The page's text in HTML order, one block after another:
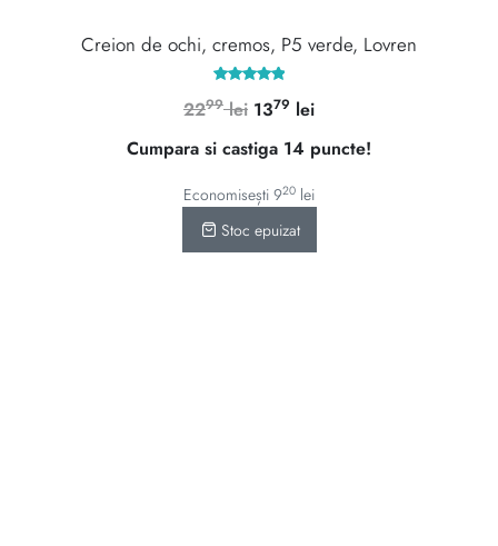
Creion de ochi, cremos, P5 verde, Lovren
5.00
2299 lei Prețul
inițial
a
fost:
2299 lei.
1379 leiPrețul
este:
1379 lei.
Cumpara si castiga 14 puncte!
Economisești 920 lei
Stoc epuizat